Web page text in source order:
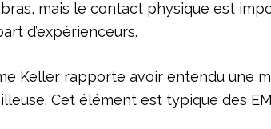
mais le contact physique est
d’expérienceurs.
Keller rapporte avoir entendu une
Cet élément est typique des